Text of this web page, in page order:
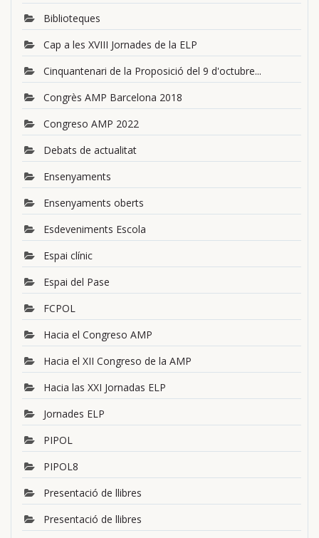
Biblioteques
Cap a les XVIII Jornades de la ELP
Cinquantenari de la Proposició del 9 d'octubre...
Congrès AMP Barcelona 2018
Congreso AMP 2022
Debats de actualitat
Ensenyaments
Ensenyaments oberts
Esdeveniments Escola
Espai clínic
Espai del Pase
FCPOL
Hacia el Congreso AMP
Hacia el XII Congreso de la AMP
Hacia las XXI Jornadas ELP
Jornades ELP
PIPOL
PIPOL8
Presentació de llibres
Presentació de llibres